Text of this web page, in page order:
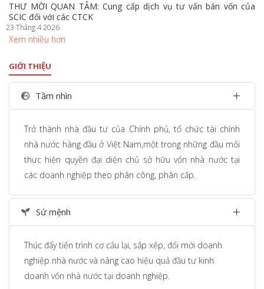
THƯ MỜI QUAN TÂM: Cung cấp dịch vụ tư vấn bán vốn của
SCIC đối với các CTCK
23 Tháng 4 2026
Xem nhiều hơn
GIỚI THIỆU
Tầm nhìn
Trở thành nhà đầu tư của Chính phủ, tổ chức tài chính
nhà nước hàng đầu ở Việt Nam,một trong những đầu mối
thực hiện quyền đại diện chủ sở hữu vốn nhà nước tại
các doanh nghiệp theo phân công, phân cấp.
Sứ mệnh
Thúc đẩy tiến trình cơ cấu lại, sắp xếp, đổi mới doanh
nghiệp nhà nước và nâng cao hiệu quả đầu tư kinh
doanh vốn nhà nước tại doanh nghiệp.